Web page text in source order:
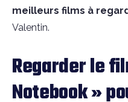
meilleurs films à
Valentin.
Regarder le
Notebook »